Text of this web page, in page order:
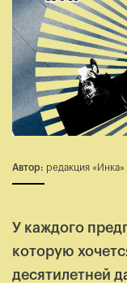
Автор: редакция «Инка»
У каждого
которую
десятилетней